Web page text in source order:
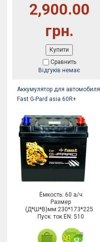
2,900.00
грн.
Купити
Сравнить
Відгуків немає
Аккумулятор для автомобиля
Fast G-Pard asia 60R+
Ёмкость: 60 а/ч
Размер
(Д*Ш*В)мм:230*173*225
Пуск. ток EN: 510